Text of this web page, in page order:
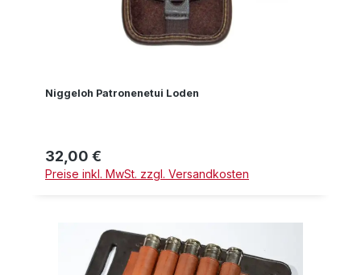
Niggeloh Patronenetui Loden
Regulärer Preis:
32,00 €
Preise inkl. MwSt. zzgl. Versandkosten